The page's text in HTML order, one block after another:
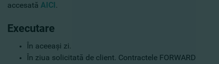
accesată AICI.
Executare
În aceeaşi zi.
În ziua solicitată de client. Contractele FORWARD